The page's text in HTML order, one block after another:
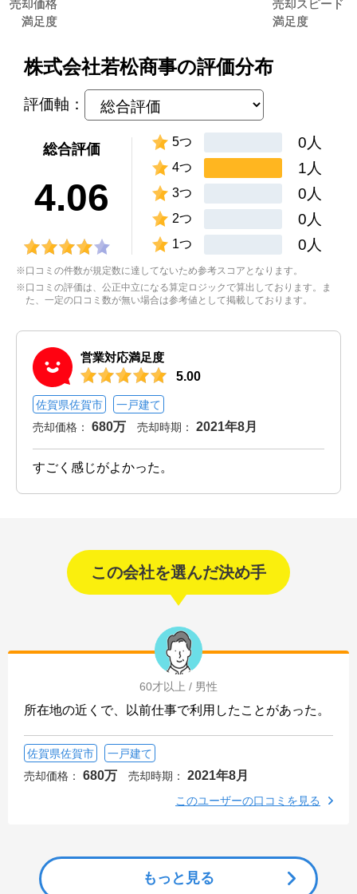
株式会社若松商事の評価分布
評価軸：
総合評価
4.06
5つ 0人
4つ 1人
3つ 0人
2つ 0人
1つ 0人
※口コミの件数が規定数に達してないため参考スコアとなります。
※口コミの評価は、公正中立になる算定ロジックで算出しております。ま
た、一定の口コミ数が無い場合は参考値として掲載しております。
営業対応満足度
5.00
佐賀県佐賀市
一戸建て
売却価格：
680万 売却時期： 2021年8月
すごく感じがよかった。
この会社を選んだ決め手
60才以上 / 男性
所在地の近くで、以前仕事で利用したことがあった。
佐賀県佐賀市
一戸建て
売却価格：
680万 売却時期： 2021年8月
このユーザーの口コミを見る
もっと見る